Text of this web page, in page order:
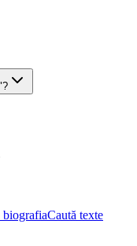
biografiaCaută texte